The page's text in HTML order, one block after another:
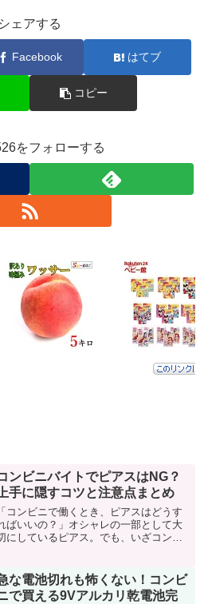
シェアする
Facebook はてブ
コピー
をフォローする
ンビニバイトでピアスはNG？
上手に隠すコツと注意点まとめ
「コンビニで働くとき、ピアスはどうす
ばいいの？」オシャレの一部として大
にしているピアス。でも、いざコンビ
はないでしょうか。実は、多くのコン
ニ店舗ではピアスの着用...
な電池切れも怖くない！コンビ
で買える9Vアルカリ乾電池完